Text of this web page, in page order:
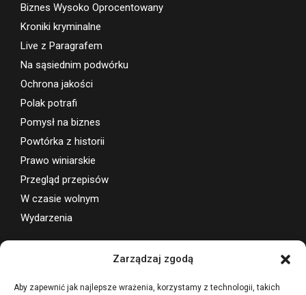
Zarządzaj zgodą
Aby zapewnić jak najlepsze wrażenia, korzystamy z technologii, takich
Biznes Wysoko Oprocentowany
Kroniki kryminalne
Live z Paragrafem
Na sąsiednim podwórku
Ochrona jakości
Polak potrafi
Pomysł na biznes
Powtórka z historii
Prawo winiarskie
Przegląd przepisów
W czasie wolnym
Wydarzenia